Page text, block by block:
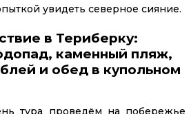
увидеть северное сияние.
в Териберку:
каменный пляж,
и обед в купольном
тура проведём на побережье